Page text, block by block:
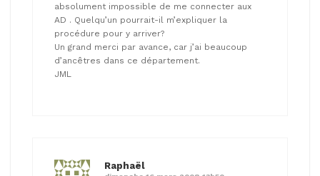
absolument impossible de me connecter aux
AD . Quelqu’un pourrait-il m’expliquer la
procédure pour y arriver?
Un grand merci par avance, car j’ai beaucoup
d’ancêtres dans ce département.
JML
Raphaël